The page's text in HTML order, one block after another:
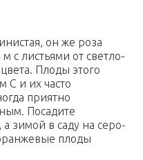
он же роза
с листьями от светло-
Плоды этого
С и их часто
приятно
Посадите
зимой в саду на серо-
плоды